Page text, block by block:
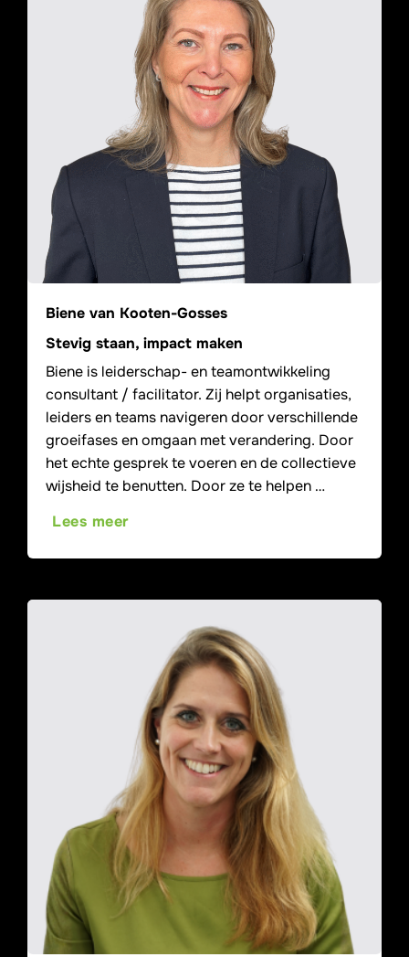
Biene van Kooten-Gosses
Stevig staan, impact maken
Biene is leiderschap- en teamontwikkeling
consultant / facilitator. Zij helpt organisaties,
leiders en teams navigeren door verschillende
groeifases en omgaan met verandering. Door
het echte gesprek te voeren en de collectieve
wijsheid te benutten. Door ze te helpen …
Lees meer